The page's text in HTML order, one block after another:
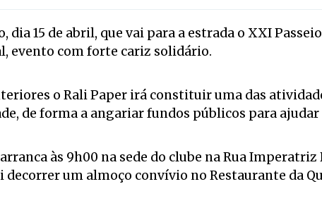
dia 15 de abril, que vai para a estrada o XXI
evento com forte cariz solidário.
o Rali Paper irá constituir uma das
de forma a angariar fundos públicos para ajudar
às 9h00 na sede do clube na Rua Imperatriz
decorrer um almoço convívio no Restaurante da